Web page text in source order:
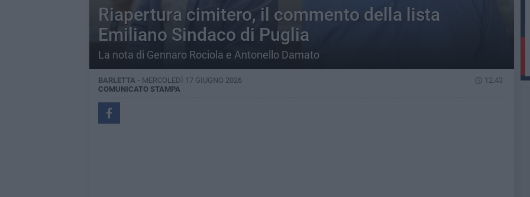
Riapertura cimitero, il commento della lista
Emiliano Sindaco di Puglia
La nota di Gennaro Rociola e Antonello Damato
BARLETTA - MERCOLEDÌ 17 GIUGNO 2026
12.43
COMUNICATO STAMPA